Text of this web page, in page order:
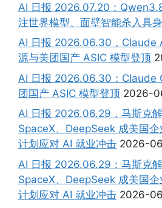
AI 日报 2026.07.20：
注世界模型、面壁智能杀入具
AI 日报 2026.06.30，Claude
源与美团国产 ASIC 模型登顶
AI 日报 2026.06.30：Claude
团国产 ASIC 模型登顶 2026-
AI 日报 2026.06.29，马斯克
SpaceX、DeepSeek 成美国
计划应对 AI 就业冲击 2026-
AI 日报 2026.06.29：马斯克
SpaceX、DeepSeek 成美国
计划应对 AI 就业冲击 2026-